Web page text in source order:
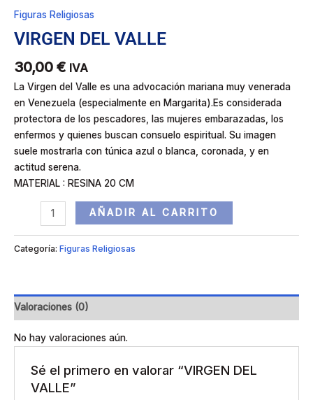
Figuras Religiosas
VIRGEN DEL VALLE
30,00 € IVA
La Virgen del Valle es una advocación mariana muy venerada
en Venezuela (especialmente en Margarita).Es considerada
protectora de los pescadores, las mujeres embarazadas, los
enfermos y quienes buscan consuelo espiritual. Su imagen
suele mostrarla con túnica azul o blanca, coronada, y en
actitud serena.
MATERIAL : RESINA 20 CM
AÑADIR AL CARRITO
Categoría: Figuras Religiosas
Valoraciones (0)
No hay valoraciones aún.
Sé el primero en valorar “VIRGEN DEL
VALLE”